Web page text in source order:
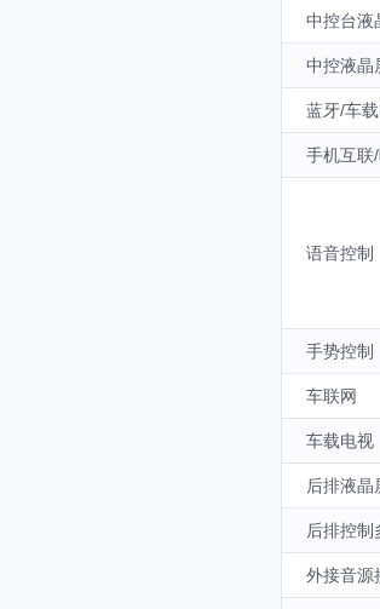
中控台液
中控液晶
蓝牙/车
手机互联
语音控制
手势控制
车联网
车载电视
后排液晶
后排控制
外接音源